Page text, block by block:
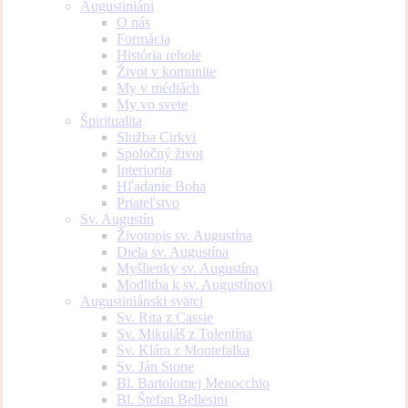
Augustiniáni
O nás
Formácia
História rehole
Život v komunite
My v médiách
My vo svete
Špiritualita
Služba Cirkvi
Spoločný život
Interiorita
Hľadanie Boha
Priateľstvo
Sv. Augustín
Životopis sv. Augustína
Diela sv. Augustína
Myšlienky sv. Augustína
Modlitba k sv. Augustínovi
Augustiniánski svätci
Sv. Rita z Cassie
Sv. Mikuláš z Tolentína
Sv. Klára z Montefalka
Sv. Ján Stone
Bl. Bartolomej Menocchio
Bl. Štefan Bellesini